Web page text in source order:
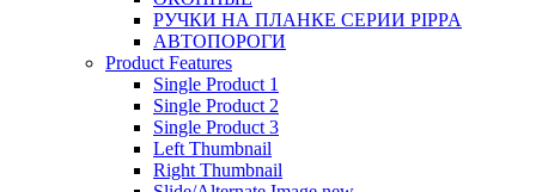
РУЧКИ НА ПЛАНКЕ СЕРИИ PIPPA
АВТОПОРОГИ
Product Features
Single Product 1
Single Product 2
Single Product 3
Left Thumbnail
Right Thumbnail